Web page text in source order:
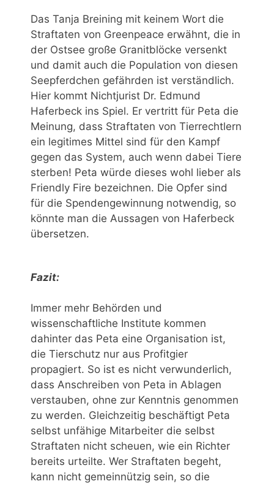
Das Tanja Breining mit keinem Wort die
Straftaten von Greenpeace erwähnt, die in
der Ostsee große Granitblöcke versenkt
und damit auch die Population von diesen
Seepferdchen gefährden ist verständlich.
Hier kommt Nichtjurist Dr. Edmund
Haferbeck ins Spiel. Er vertritt für Peta die
Meinung, dass Straftaten von Tierrechtlern
ein legitimes Mittel sind für den Kampf
gegen das System, auch wenn dabei Tiere
sterben! Peta würde dieses wohl lieber als
Friendly Fire bezeichnen. Die Opfer sind
für die Spendengewinnung notwendig, so
könnte man die Aussagen von Haferbeck
übersetzen.
Fazit:
Immer mehr Behörden und
wissenschaftliche Institute kommen
dahinter das Peta eine Organisation ist,
die Tierschutz nur aus Profitgier
propagiert. So ist es nicht verwunderlich,
dass Anschreiben von Peta in Ablagen
verstauben, ohne zur Kenntnis genommen
zu werden. Gleichzeitig beschäftigt Peta
selbst unfähige Mitarbeiter die selbst
Straftaten nicht scheuen, wie ein Richter
bereits urteilte. Wer Straftaten begeht,
kann nicht gemeinnützig sein, so die